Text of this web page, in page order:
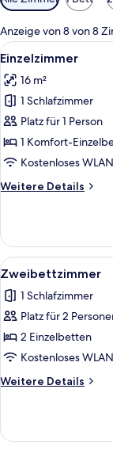
Filter
für
Zimmer
Anzeige von 8 von 8
Alle
Fotos
für
Einzelzimmer
anzeigen
4
Einzelzimmer
16 m²
1 Schlafzimmer
Platz für 1 Person
1 Komfort-
Kostenloses WLAN
Weitere Details
Weitere
Alle
Fotos
für
anzeigen
4
Zweibettzimmer
1 Schlafzimmer
Platz für 2
2 Einzelbetten
Kostenloses WLAN
Weitere Details
Weitere